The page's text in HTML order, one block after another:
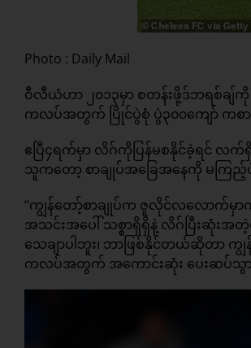
Photo : Daily Mail
ဝီလီယံဟာ ၂၀၁၃မှာ စတန်းဖို့ဒ်ဘရစ်ချ်ကို
ကလပ်အတွက် ပြိုင်ပွဲစုံ ပွဲ၃၀၀ကျော် ကစား
ဧပြီ၄ရက်မှာ လိဂ်ကိုပြန်မစနိုင်ခဲ့ရင် လက်
သူကတော့ စာချုပ်အခြေအနေကို မကြ
“ကျွန်တော့်စာချုပ်က ဇူလိုင်လလောက်
အသင်းအပေါ် သစ္စာရှိရှိနဲ့ လိဂ်ပြီးဆုံးအတဲ့
သေချာပါဘူး၊ ဘာဖြစ်နိုင်တယ်ဆိုတာ
ကလပ်အတွက် အကောင်းဆုံး ပေးဆပ်သွာ